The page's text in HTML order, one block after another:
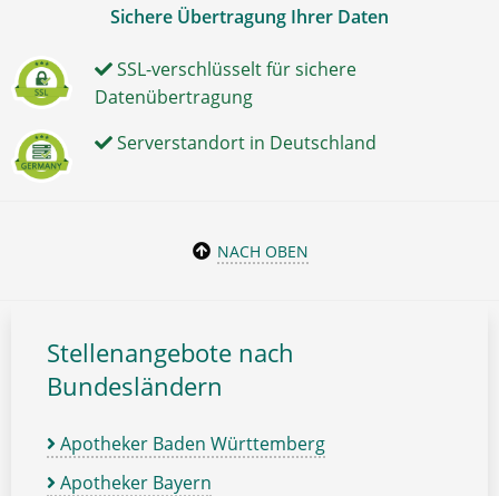
Sichere Übertragung Ihrer Daten
SSL-verschlüsselt für sichere
Datenübertragung
Serverstandort in Deutschland
NACH OBEN
Stellenangebote nach
Bundesländern
Apotheker Baden Württemberg
Apotheker Bayern